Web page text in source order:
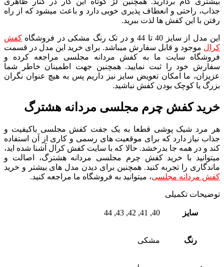
جذاب، راحتی و انعطاف پذیری خوبی دارد و باعث میشود که از راه
رفتن با این کفش ها لذت ببرید.
این مدل از سایز 40 تا 44 و در تک رنگ مشکی در فروشگاه
کفش
کرال موجود و قابل سفارش میباشد. برای خرید این مدل در قسمت
فروشگاه سایت ما به کفش مردانه مجلسی مراجعه کرده و
سفارش خود را ثبت نمایید. همچنین جهت اطمینان خاطر شما
عزیزان، ما امکان تعویض سایز نیز داریم پس به هیچ عنوان نگران
بزرگ یا کوچک بودن کفش نباشید.
خرید کفش چرم مجلسی مردانه هشترگ
هر مرد شیک پوشی قطعا به یک جفت کفش مجلسی باکیفیت و
جذاب نیاز دارد که برای موقعیت های رسمی و کاری از آن استفاده
کند و در همه جا بدرخشد. حالا که با سایت کفش کرال آشنا شده اید،
میتوانید با خرید کفش چرم مجلسی مردانه هشترگ، اصالت و
ماندگاری را تجربه کنید. همچنین برای دیدن مدل های بیشتر و خرید
کفش مردانه مجلسی، میتوانید به فروشگاه ما مراجعه کنید.
توضیحات تکمیلی
سایز 40, 41, 42, 43, 44
رنگ مشکی